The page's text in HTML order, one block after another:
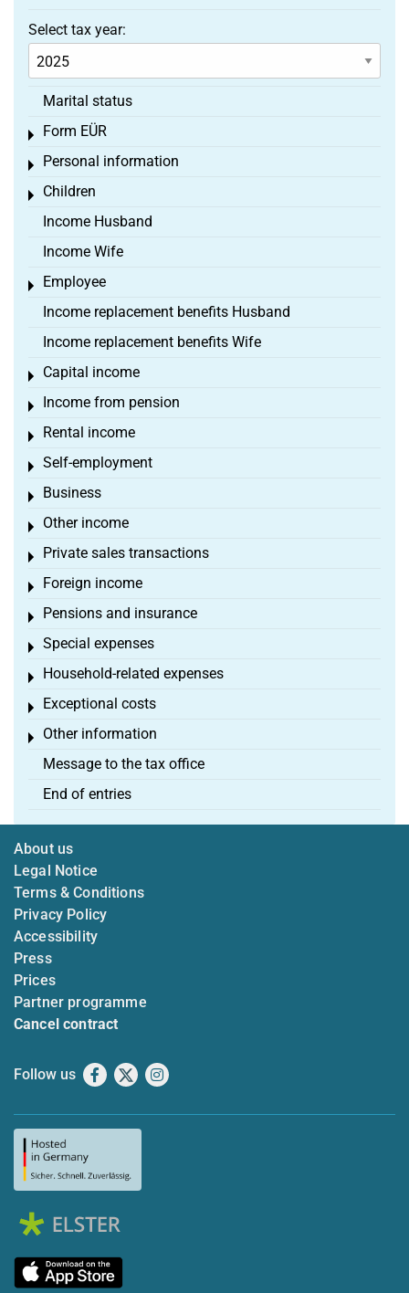
Select tax year:
Marital status
Form EÜR
Toggle menu
Personal information
Toggle menu
Children
Toggle menu
Income Husband
Income Wife
Employee
Toggle menu
Income replacement benefits Husband
Income replacement benefits Wife
Capital income
Toggle menu
Income from pension
Toggle menu
Rental income
Toggle menu
Self-employment
Toggle menu
Business
Toggle menu
Other income
Toggle menu
Private sales transactions
Toggle menu
Foreign income
Toggle menu
Pensions and insurance
Toggle menu
Special expenses
Toggle menu
Household-related expenses
Toggle menu
Exceptional costs
Toggle menu
Other information
Toggle menu
Message to the tax office
End of entries
About us
Legal Notice
Terms & Conditions
Privacy Policy
Accessibility
Press
Prices
Partner programme
Cancel contract
Follow us Facebook
X Instagram